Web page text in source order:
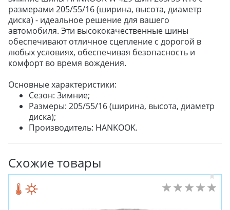
размерами 205/55/16 (ширина, высота, диаметр
диска) - идеальное решение для вашего
автомобиля. Эти высококачественные шины
обеспечивают отличное сцепление с дорогой в
любых условиях, обеспечивая безопасность и
комфорт во время вождения.
Основные характеристики:
Сезон: Зимние;
Размеры: 205/55/16 (ширина, высота, диаметр
диска);
Производитель: HANKOOK.
Схожие товары